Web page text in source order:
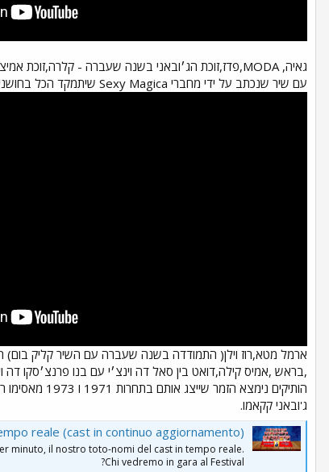
גאיה, MODA,פדז,זוכת הג׳ובאני בשנה שעברה - קלרה,זוכת אמיצ׳י שרה טוסקנו,
עם שיר שנכתב על ידי מחברי Sexy Magica שיתמקד הכל בחושניות ובבינלאומיות
ארמל מטא,רוז וילן( התמודדה בשנה שעברה עם השיר קליק בום)
,בראש ,אמיס קילה,דואט בין סאל דה וינצ׳י עם בנו פרנצ׳סקו דה
הותיקים
ג'ובאני קקאמו.
reale (cast in continuo aggiornamento)
minuto, il nostro toto-nomi del cast in tempo reale.
Chi vedremo in gara al Festival?